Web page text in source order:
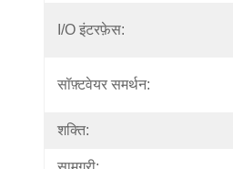
I/O इंटरफ़ेस:
सॉफ़्टवेयर समर्थन:
शक्ति: